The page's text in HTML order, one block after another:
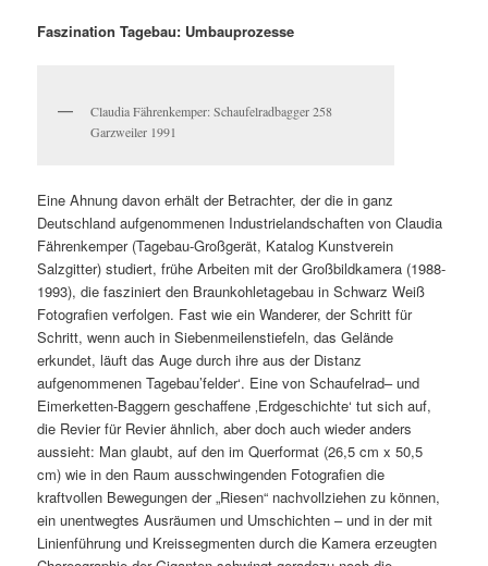
Faszination Tagebau: Umbauprozesse
Claudia Fährenkemper: Schaufelradbagger 258
Garzweiler 1991
Eine Ahnung davon erhält der Betrachter, der die in ganz
Deutschland aufgenommenen Industrielandschaften von Claudia
Fährenkemper (Tagebau-Großgerät, Katalog Kunstverein
Salzgitter) studiert, frühe Arbeiten mit der Großbildkamera (1988-
1993), die fasziniert den Braunkohletagebau in Schwarz Weiß
Fotografien verfolgen. Fast wie ein Wanderer, der Schritt für
Schritt, wenn auch in Siebenmeilenstiefeln, das Gelände
erkundet, läuft das Auge durch ihre aus der Distanz
aufgenommenen Tagebau’felder‘. Eine von Schaufelrad– und
Eimerketten-Baggern geschaffene ‚Erdgeschichte‘ tut sich auf,
die Revier für Revier ähnlich, aber doch auch wieder anders
aussieht: Man glaubt, auf den im Querformat (26,5 cm x 50,5
cm) wie in den Raum ausschwingenden Fotografien die
kraftvollen Bewegungen der „Riesen“ nachvollziehen zu können,
ein unentwegtes Ausräumen und Umschichten – und in der mit
Linienführung und Kreissegmenten durch die Kamera erzeugten